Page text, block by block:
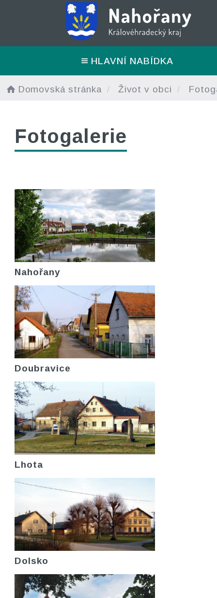
HLAVNÍ NABÍDKA
Domovská stránka Život v obci
Fotogalerie
Nahořany
Doubravice
Lhota
Dolsko